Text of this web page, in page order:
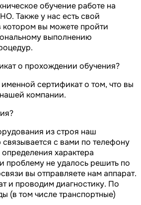
обучение работе на
Также у нас есть свой
вы можете пройти
выполнению
о прохождении обучения?
сертификат о том, что вы
компании.
из строя наш
с вами по телефону
характера
проблему не удалось решить по
вы отправляете нам аппарат.
и проводим диагностику. По
(в том числе транспортные)